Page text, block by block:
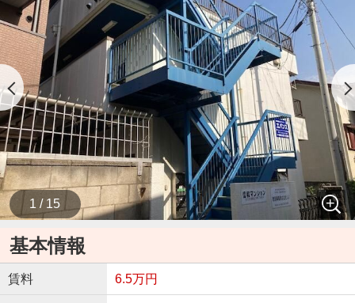
1 / 15
基本情報
賃料 6.5万円